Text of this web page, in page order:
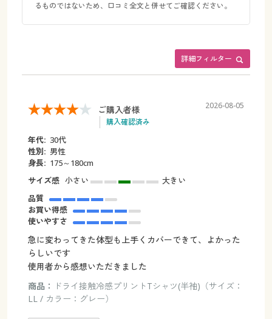
るものではないため、口コミ全文と併せてご確認ください。
詳細フィルター
ご購入者様
購入確認済み
2026-08-05
年代: 30代
性別: 男性
身長: 175～180cm
サイズ感 小さい
大きい
品質
お買い得感
使いやすさ
急に変わってきた体型も上手くカバーできて、よかった
らしいです
使用者から感想いただきました
商品：
ドライ接触冷感プリントTシャツ(半袖)（サイズ：
LL / カラー：グレー）